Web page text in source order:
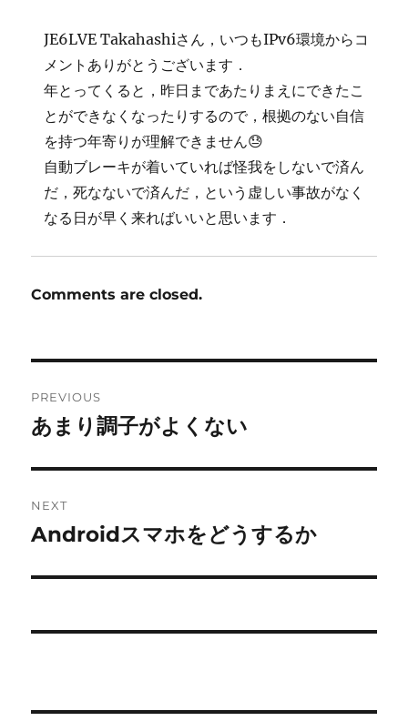
JE6LVE Takahashiさん，いつもIPv6環境からコ
メントありがとうございます．
年とってくると，昨日まであたりまえにできたこ
とができなくなったりするので，根拠のない自信
を持つ年寄りが理解できません😓
自動ブレーキが着いていれば怪我をしないで済ん
だ，死なないで済んだ，という虚しい事故がなく
なる日が早く来ればいいと思います．
Comments are closed.
navigation
PREVIOUS
Previous
あまり調子がよくない
NEXT
Next
Androidスマホをどうするか